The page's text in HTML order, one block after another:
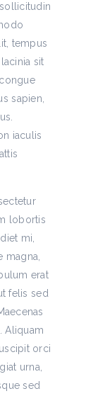
tempus
sit
sapien,
iaculis
lobortis
mi,
erat
felis sed
Aliquam
orci
urna,
sed